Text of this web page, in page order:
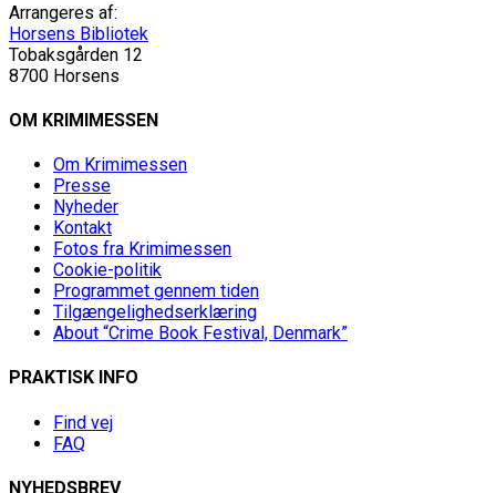
Arrangeres af:
Horsens Bibliotek
Tobaksgården 12
8700 Horsens
OM KRIMIMESSEN
Om Krimimessen
Presse
Nyheder
Kontakt
Fotos fra Krimimessen
Cookie-politik
Programmet gennem tiden
Tilgængelighedserklæring
About “Crime Book Festival, Denmark”
PRAKTISK INFO
Find vej
FAQ
NYHEDSBREV